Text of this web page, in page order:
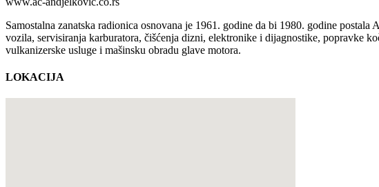
Samostalna zanatska radionica osnovana je 1961. godine da bi 1980. godine
vozila, servisiranja karburatora, čišćenja dizni, elektronike i dijagnostike, popravke
vulkanizerske usluge i mašinsku obradu glave motora.
LOKACIJA